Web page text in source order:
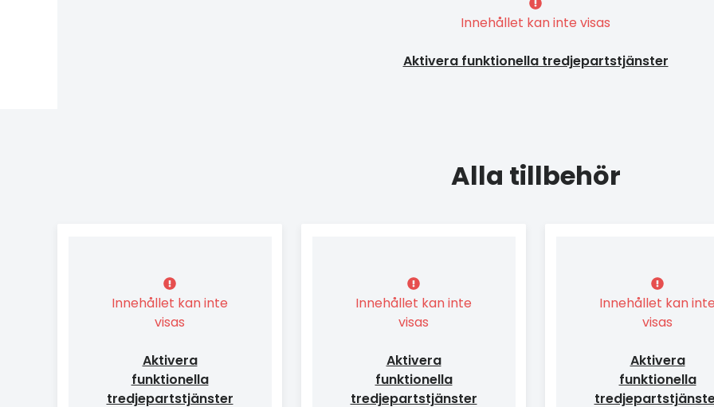
Innehållet kan inte visas
Aktivera funktionella tredjepartstjänster
Alla tillbehör
Innehållet kan inte
visas
Aktivera
funktionella
tredjepartstjänster
Innehållet kan inte
visas
Aktivera
funktionella
tredjepartstjänster
Innehållet kan inte
visas
Aktivera
funktionella